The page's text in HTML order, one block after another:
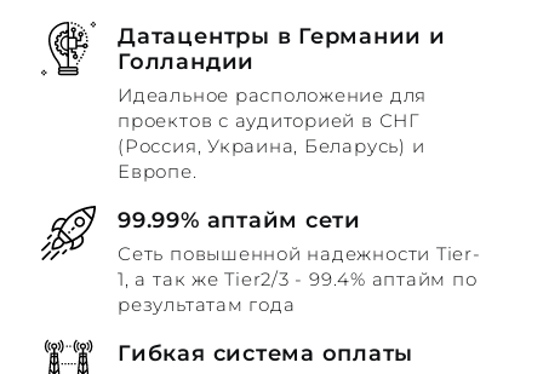
Датацентры в Германии и
Голландии
Идеальное расположение для
проектов с аудиторией в СНГ
(Россия, Украина, Беларусь) и
Европе.
99.99% аптайм сети
Сеть повышенной надежности Tier-
1, а так же Tier2/3 - 99.4% аптайм по
результатам года
Гибкая система оплаты